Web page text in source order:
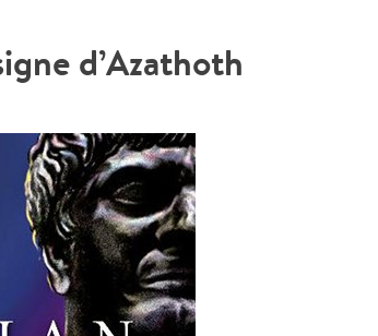
d’Azathoth